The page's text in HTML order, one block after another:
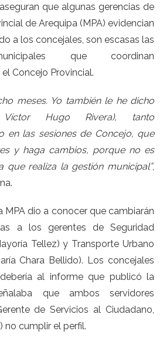
que algunas gerencias de
de Arequipa (MPA) evidencian
a los concejales, son escasas las
que coordinan
Concejo Provincial.
meses. Yo también le he dicho
Víctor Hugo Rivera), tanto
en las sesiones de Concejo, que
y haga cambios, porque no es
que realiza la gestión municipal”,
MPA dio a conocer que cambiarán
a los gerentes de Seguridad
Tellez) y Transporte Urbano
Chara Bellido). Los concejales
al informe que publicó la
que ambos servidores
de Servicios al Ciudadano,
no cumplir el perfil.